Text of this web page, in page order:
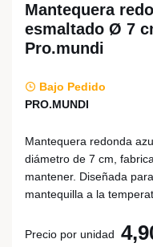
Mantequera
esmaltado Ø 7
Pro.mundi
Bajo Pedido
PRO.MUNDI
Mantequera redonda
diámetro de 7 cm,
mantener. Diseñada
mantequilla a la
Precio por unidad